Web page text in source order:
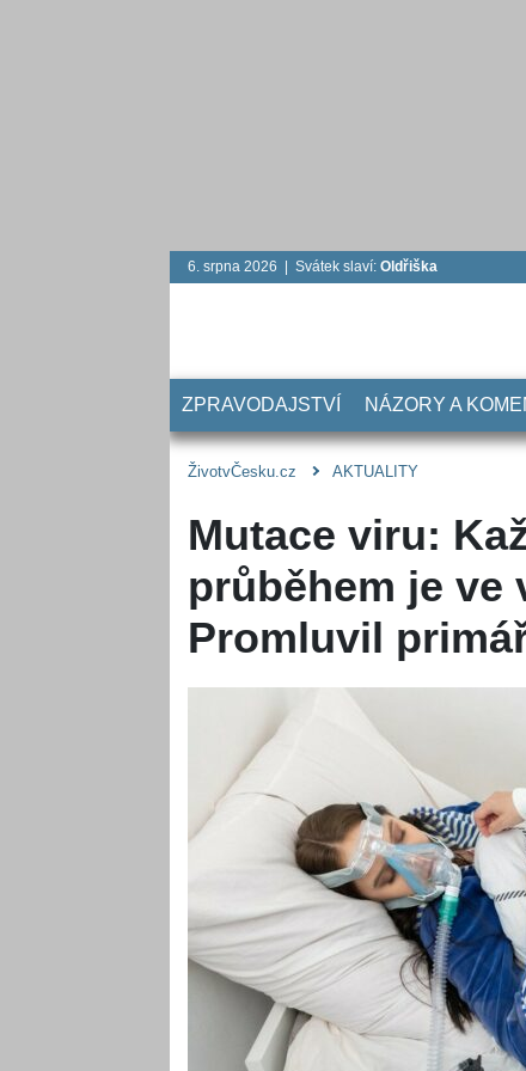
6. srpna 2026 | Svátek slaví: Oldřiška
ZPRAVODAJSTVÍ NÁZORY A
ŽivotvČesku.cz AKTUALITY
Mutace viru:
průběhem je ve
Promluvil